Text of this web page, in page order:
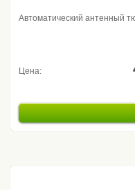
Автоматический антенный
Цена: